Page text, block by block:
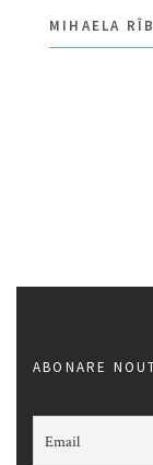
MIHAELA
ABONARE